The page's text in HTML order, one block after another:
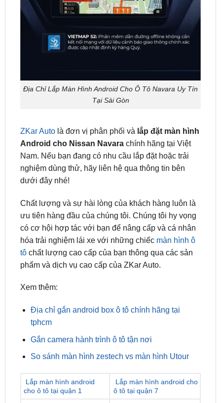
là đơn vị phân phối và
Nam. Nếu bạn đang có nhu cầu lắp đặt hoặc trải
nghiệm dùng thử, hãy liên hệ qua thông tin bên
dưới đây nhé!
Chất lượng và sự hài lòng của khách hàng luôn là
có cơ hội hợp tác với bạn để nâng cấp và cá nhân
hóa trải nghiệm lái xe với những chiếc màn hình ô
tôchất lượng cao cấp của bạn thông qua các sản
phẩm và dịch vụ cao cấp của ZKar Auto.
Xem thêm:
Địa chỉ gắn android box ô tô chính hãng tại
Gắn camera hành trình ô tô tận nơi
Lắp màn hình android
Lắp màn hình android cho
Lắp màn hình android
cho ô tô tại quận 2
Lắp màn hình android cho
ô tô tại quận 8